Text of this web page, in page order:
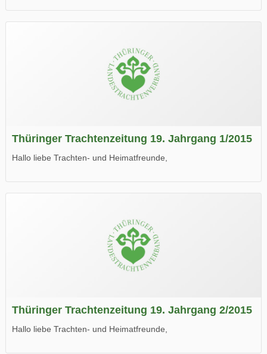
Wir wünschen Euch viel Spaß beim Lesen.
Thüringer Trachtenzeitung 19. Jahrgang 1/2015
Hallo liebe Trachten- und Heimatfreunde,
Wir wünschen Euch viel Spaß beim Lesen.
Thüringer Trachtenzeitung 19. Jahrgang 2/2015
Hallo liebe Trachten- und Heimatfreunde,